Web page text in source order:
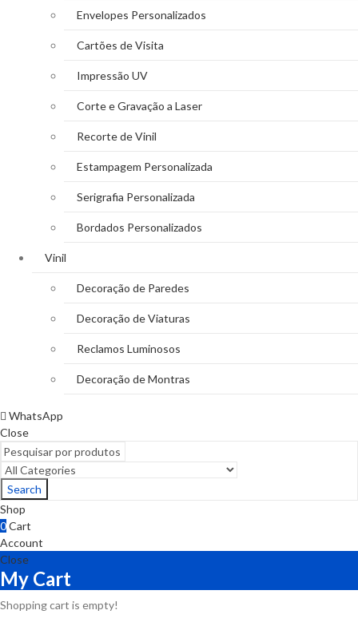
Envelopes Personalizados
Cartões de Visita
Impressão UV
Corte e Gravação a Laser
Recorte de Vinil
Estampagem Personalizada
Serigrafia Personalizada
Bordados Personalizados
Vinil
Decoração de Paredes
Decoração de Viaturas
Reclamos Luminosos
Decoração de Montras
WhatsApp
Close
Search
Shop
0Cart
Account
Close
My Cart
Shopping cart is empty!